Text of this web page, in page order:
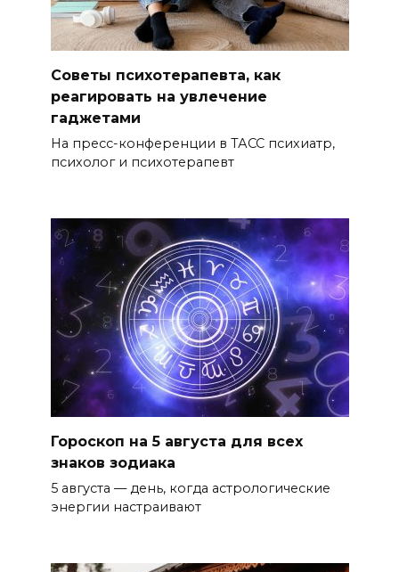
Советы психотерапевта, как
реагировать на увлечение
гаджетами
На пресс-конференции в ТАСС психиатр,
психолог и психотерапевт
Гороскоп на 5 августа для всех
знаков зодиака
5 августа — день, когда астрологические
энергии настраивают